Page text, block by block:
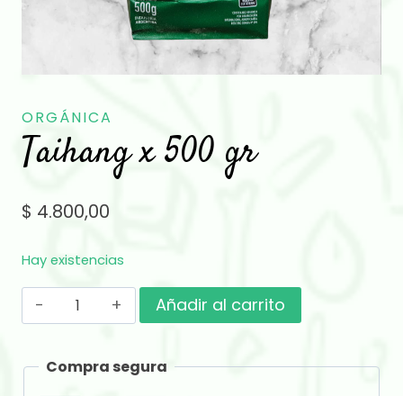
ORGÁNICA
Taihang x 500 gr
$ 4.800,00
Hay existencias
Taihang
x
500
Añadir al carrito
Compra segura